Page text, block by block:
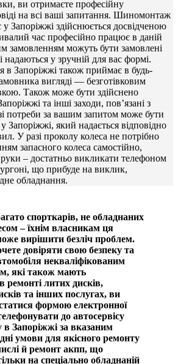
ви отримаєте професійну
на всі ваші запитання. Шиномонтаж
у Запоріжжі здійснюється досвідченою
час професійно працює в даній
замовленням можуть бути замовлені
надаються у зручній для вас формі.
в Запоріжжі також приймає в будь-
вигляді — безготівковим
Також може бути здійснено
та інші заходи, пов’язані з
потреби за вашим запитом може бути
Запоріжжі, який надається відповідно
У разі проколу колеса не потрібно
запасного колеса самостійно,
– достатньо викликати телефоном
що прибуде на виклик,
обладнання.
спорткарів, не обладнаних
– їхнім власникам ця
вирішити безліч проблем.
довіряти свою безпеку та
некваліфікованим
які також мають
ремонті литих дисків,
та інших послугах, ви
формою електронної
до автосервісу
Запоріжжі за вказаним
умови для якісного ремонту
й ремонт акпп, що
на спеціально обладнаній